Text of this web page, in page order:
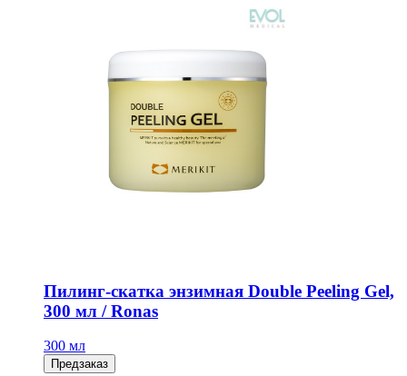
Пилинг-скатка энзимная Double Peeling Gel,
300 мл / Ronas
300 мл
Предзаказ